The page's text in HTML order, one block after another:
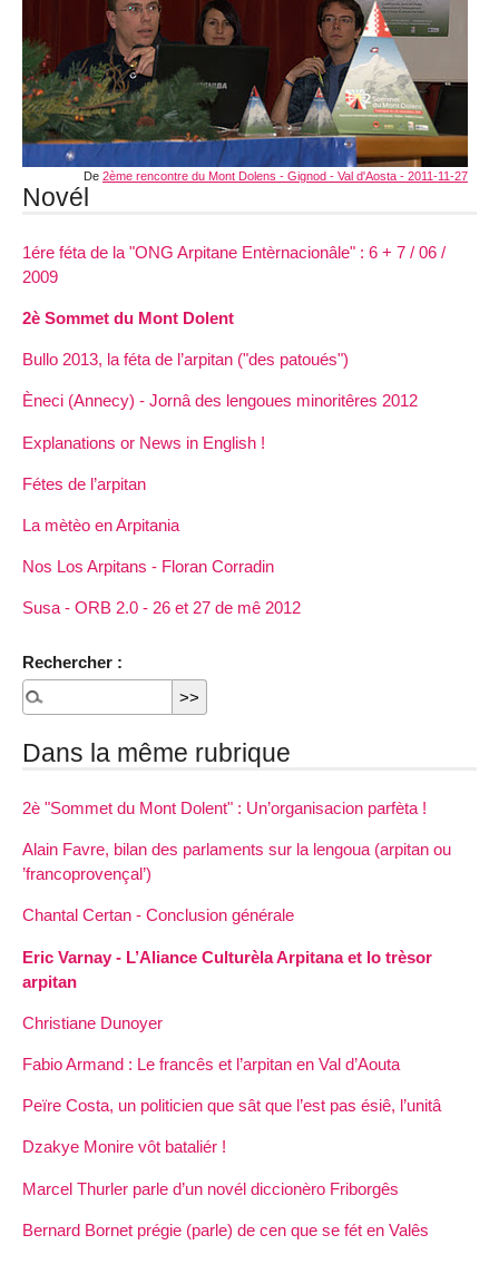
De 2ème rencontre du Mont Dolens - Gignod - Val d'Aosta - 2011-11-27
Novél
1ére féta de la "ONG Arpitane Entèrnacionâle" : 6 + 7 / 06 /
2009
2è Sommet du Mont Dolent
Bullo 2013, la féta de l’arpitan ("des patoués")
Èneci (Annecy) - Jornâ des lengoues minoritêres 2012
Explanations or News in English !
Fétes de l’arpitan
La mètèo en Arpitania
Nos Los Arpitans - Floran Corradin
Susa - ORB 2.0 - 26 et 27 de mê 2012
Rechercher :
Dans la même rubrique
2è "Sommet du Mont Dolent" : Un’organisacion parfèta !
Alain Favre, bilan des parlaments sur la lengoua (arpitan ou
’francoprovençal’)
Chantal Certan - Conclusion générale
Eric Varnay - L’Aliance Culturèla Arpitana et lo trèsor
arpitan
Christiane Dunoyer
Fabio Armand : Le francês et l’arpitan en Val d’Aouta
Peïre Costa, un politicien que sât que l’est pas ésiê, l’unitâ
Dzakye Monire vôt bataliér !
Marcel Thurler parle d’un novél diccionèro Friborgês
Bernard Bornet prégie (parle) de cen que se fét en Valês